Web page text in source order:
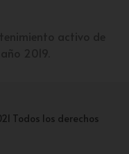
Todos los derechos